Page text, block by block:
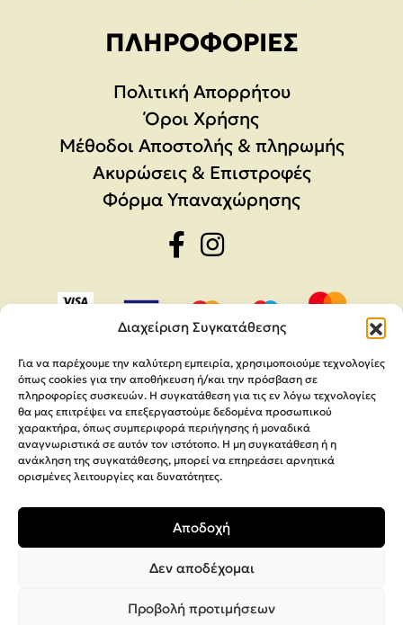
Διαχείριση Συγκατάθεσης
Για να παρέχουμε την καλύτερη εμπειρία, χρησιμοποιούμε τεχνολογίες
όπως cookies για την αποθήκευση ή/και την πρόσβαση σε
πληροφορίες συσκευών. Η συγκατάθεση για τις εν λόγω τεχνολογίες
θα μας επιτρέψει να επεξεργαστούμε δεδομένα προσωπικού
χαρακτήρα, όπως συμπεριφορά περιήγησης ή μοναδικά
αναγνωριστικά σε αυτόν τον ιστότοπο. Η μη συγκατάθεση ή η
ανάκληση της συγκατάθεσης, μπορεί να επηρεάσει αρνητικά
ορισμένες λειτουργίες και δυνατότητες.
Αποδοχή
Δεν αποδέχομαι
Προβολή προτιμήσεων
ΠΛΗΡΟΦΟΡΊΕΣ
Πολιτική Απορρήτου
Όροι Χρήσης
Μέθοδοι Αποστολής & πληρωμής
Ακυρώσεις & Επιστροφές
Φόρμα Υπαναχώρησης
MEGA Parras
Interactive Net Solutions